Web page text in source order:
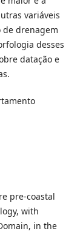
variáveis
de drenagem
desses
datação e
pre-coastal
with
in the